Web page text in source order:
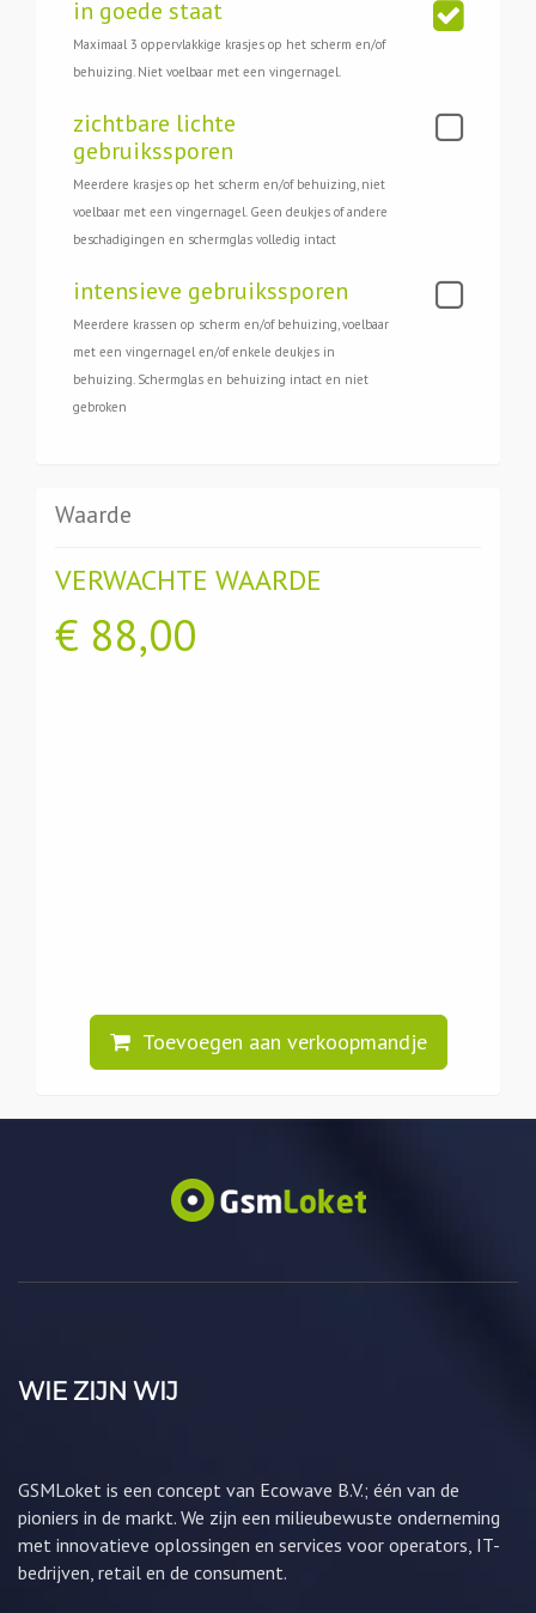
in goede staat
Maximaal 3 oppervlakkige krasjes op het scherm en/of
behuizing. Niet voelbaar met een vingernagel.
zichtbare lichte
gebruikssporen
Meerdere krasjes op het scherm en/of behuizing, niet
voelbaar met een vingernagel. Geen deukjes of andere
beschadigingen en schermglas volledig intact
intensieve gebruikssporen
Meerdere krassen op scherm en/of behuizing, voelbaar
met een vingernagel en/of enkele deukjes in
behuizing. Schermglas en behuizing intact en niet
gebroken
Waarde
VERWACHTE WAARDE
€ 88,00
Toevoegen aan verkoopmandje
WIE ZIJN WIJ
GSMLoket is een concept van Ecowave B.V.; één van de
pioniers in de markt. We zijn een milieubewuste onderneming
met innovatieve oplossingen en services voor operators, IT-
bedrijven, retail en de consument.